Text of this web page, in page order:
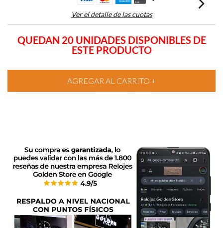
Ver el detalle de las cuotas
QUEDAN 20 UNIDADES DISPONIBLES DE
ESTE PRODUCTO